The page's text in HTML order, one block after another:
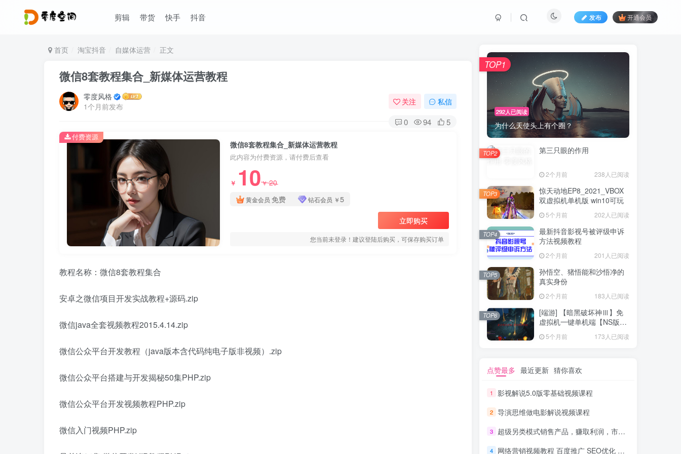
剪辑 带货 快手 抖音 发布 开通会员
首页 淘宝抖音 自媒体运营 正文
微信8套教程集合_新媒体运营教程
零度风格
1个月前发布
关注 私信
0 94 5
微信8套教程集合_新媒体运营教程
此内容为付费资源，请付费后查看
￥ 10￥20
黄金会员 免费 钻石会员 ￥5
立即购买
您当前未登录！建议登陆后购买，可保存购买订单
付费资源
教程名称： 微信8套教程集合
安卓之微信项目开发实战教程+源码.zip
微信java全套视频教程2015.4.14.zip
微信公众平台开发教程（java版本含代码纯电子版非视频）.zip
微信公众平台搭建与开发揭秘50集PHP.zip
微信公众平台开发视频教程PHP.zip
微信入门视频PHP.zip
292人已阅读
为什么天使头上有个圈？
TOP1
第三只眼的作用
2个月前 238人已阅读
TOP2
惊天动地EP8_2021_VBOX
双虚拟机单机版 win10可玩
5个月前 202人已阅读
TOP3
最新抖音影视号被评级申诉
方法视频教程
2个月前 201人已阅读
TOP4
孙悟空、猪悟能和沙悟净的
真实身份
2个月前 183人已阅读
TOP5
[端游] 【暗黑破坏神Ⅲ】免
虚拟机一键单机端【NS版
5个月前 173人已阅读
TOP6
点赞最多 最近更新 猜你喜欢
1 影视解说5.0版零基础视频课程
2 导演思维做电影解说视频课程
3 超级另类模式销售产品，赚取利润，市场火爆，日赚100-300+_网赚教程
4 网络营销视频教程 百度推广 SEO优化 全套课程视频_网络营销教程